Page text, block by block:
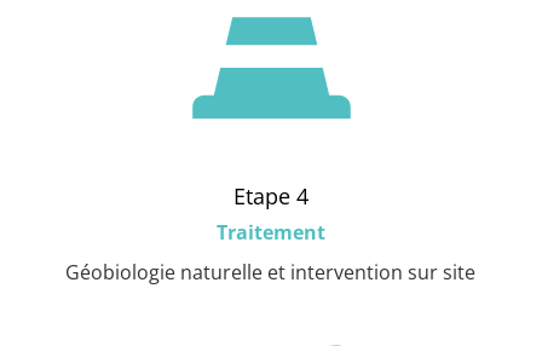
Etape 4
Traitement
Géobiologie naturelle et intervention sur site